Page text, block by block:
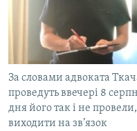
СВІДЧЕННЯ ОКУПАЦІЇ
УКРАЇНСЬКА ПРОБЛЕМА
ІНФОГРАФІКА
Qırımtatar
ДОЛУЧАЙСЯ!
Усі сайти RFE/RL
За словами адвоката
проведуть ввечері 8
дня його так і не
виходити на зв’язок